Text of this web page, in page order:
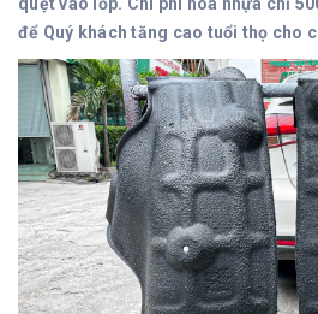
để Quý khách tăng cao tuổi thọ cho